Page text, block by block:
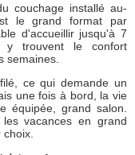
couchage installé au-
le grand format par
d'accueillir jusqu'à 7
y trouvent le confort
semaines.
ce qui demande un
une fois à bord, la vie
équipée, grand salon.
vacances en grand